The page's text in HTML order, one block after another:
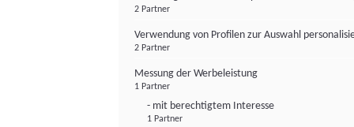
2 Partner
Verwendung von Profilen zur Auswahl
2 Partner
Messung der Werbeleistung
1 Partner
- mit berechtigtem Interesse
1 Partner